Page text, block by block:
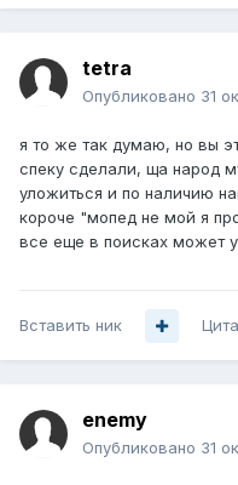
tetra
Опубликовано 31
я то же так думаю, но вы
спеку сделали, ща народ
уложиться и по наличию
короче "мопед не мой я
все еще в поисках может
Вставить ник
enemy
Опубликовано 31